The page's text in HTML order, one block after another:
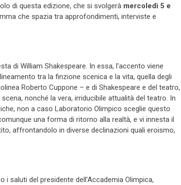
di questa edizione, che si svolgerà mercoledì 5 e
che spazia tra approfondimenti, interviste e
di William Shakespeare. In essa, l’accento viene
tra la finzione scenica e la vita, quella degli
Roberto Cuppone – e di Shakespeare e del teatro,
nonché la vera, irriducibile attualità del teatro. In
non a caso Laboratorio Olimpico sceglie questo
una forma di ritorno alla realtà, e vi innesta il
affrontandolo in diverse declinazioni quali eroismo,
i saluti del presidente dell’Accademia Olimpica,